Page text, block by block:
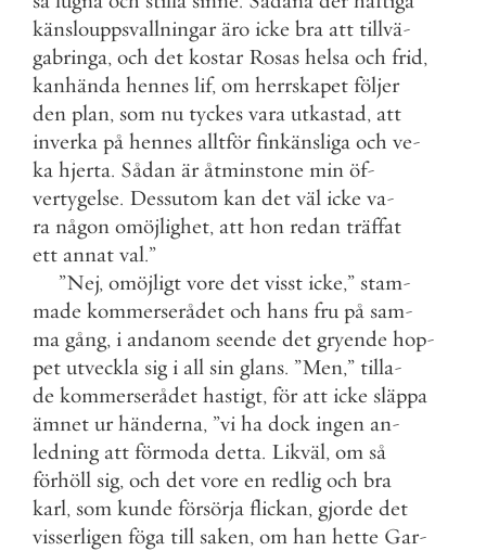
känslouppsvallningar äro icke bra att tillvä-
gabringa, och det kostar Rosas helsa och frid,
kanhända hennes lif, om herrskapet följer
den plan, som nu tyckes vara utkastad, att
inverka på hennes alltför finkänsliga och ve-
ka hjerta. Sådan är åtminstone min öf-
vertygelse. Dessutom kan det väl icke va-
ra någon omöjlighet, att hon redan träffat
ett annat val.”
”Nej, omöjligt vore det visst icke,” stam-
made kommerserådet och hans fru på sam-
ma gång, i andanom seende det gryende hop-
pet utveckla sig i all sin glans. ”Men,” tilla-
de kommerserådet hastigt, för att icke släppa
ämnet ur händerna, ”vi ha dock ingen an-
ledning att förmoda detta. Likväl, om så
förhöll sig, och det vore en redlig och bra
karl, som kunde försörja flickan, gjorde det
visserligen föga till saken, om han hette Gar-